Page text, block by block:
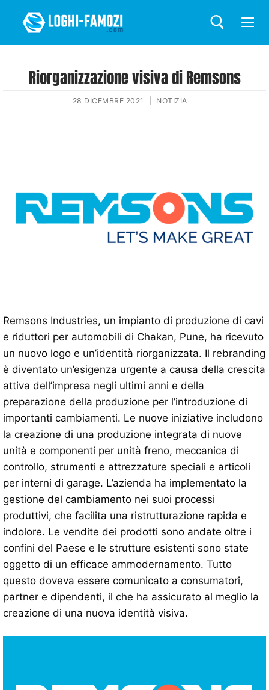
Riorganizzazione visiva di Remsons
28 DICEMBRE 2021 NOTIZIA
Remsons Industries, un impianto di produzione di cavi
e riduttori per automobili di Chakan, Pune, ha ricevuto
un nuovo logo e un’identità riorganizzata. Il rebranding
è diventato un’esigenza urgente a causa della crescita
attiva dell’impresa negli ultimi anni e della
preparazione della produzione per l’introduzione di
importanti cambiamenti. Le nuove iniziative includono
la creazione di una produzione integrata di nuove
unità e componenti per unità freno, meccanica di
controllo, strumenti e attrezzature speciali e articoli
per interni di garage. L’azienda ha implementato la
gestione del cambiamento nei suoi processi
produttivi, che facilita una ristrutturazione rapida e
indolore. Le vendite dei prodotti sono andate oltre i
confini del Paese e le strutture esistenti sono state
oggetto di un efficace ammodernamento. Tutto
questo doveva essere comunicato a consumatori,
partner e dipendenti, il che ha assicurato al meglio la
creazione di una nuova identità visiva.